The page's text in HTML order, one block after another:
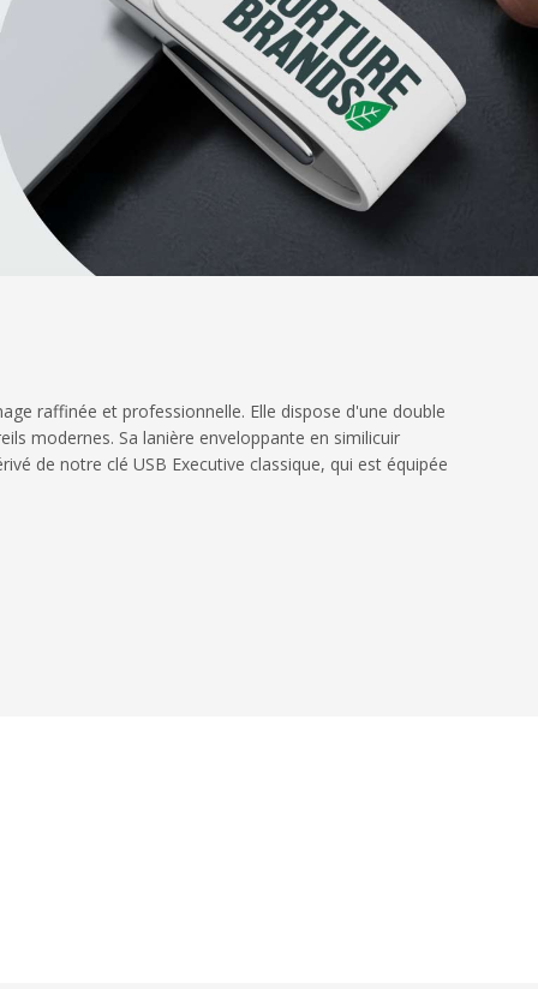
raffinée et professionnelle. Elle dispose d'une double
modernes. Sa lanière enveloppante en similicuir
de notre clé USB Executive classique, qui est équipée